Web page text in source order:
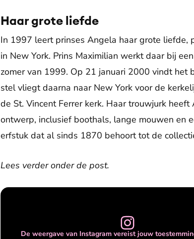
Haar grote liefde
In 1997 leert prinses Angela haar grote liefde,
in New York. Prins Maximilian werkt daar bij
zomer van 1999. Op 21 januari 2000 vindt het
stel vliegt daarna naar New York voor de
de St. Vincent Ferrer kerk. Haar trouwjurk
ontwerp, inclusief boothals, lange mouwen en
erfstuk dat al sinds 1870 behoort tot de
Lees verder onder de post.
De weergave van Instagram vereist jouw